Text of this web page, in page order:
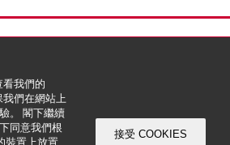
我們的
我們在網站上
。 閣下繼續
同意我們根
裝置上放置
接受 COOKIES
慕達註冊成立之有限公司)